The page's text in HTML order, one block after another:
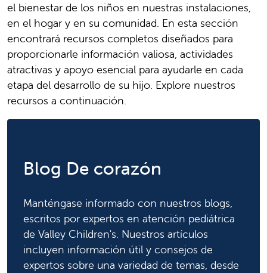
el bienestar de los niños en nuestras instalaciones,
en el hogar y en su comunidad. En esta sección
encontrará recursos completos diseñados para
proporcionarle información valiosa, actividades
atractivas y apoyo esencial para ayudarle en cada
etapa del desarrollo de su hijo. Explore nuestros
recursos a continuación.
Blog De corazón
Manténgase informado con nuestros blogs,
escritos por expertos en atención pediátrica
de Valley Children's. Nuestros artículos
incluyen información útil y consejos de
expertos sobre una variedad de temas, desde